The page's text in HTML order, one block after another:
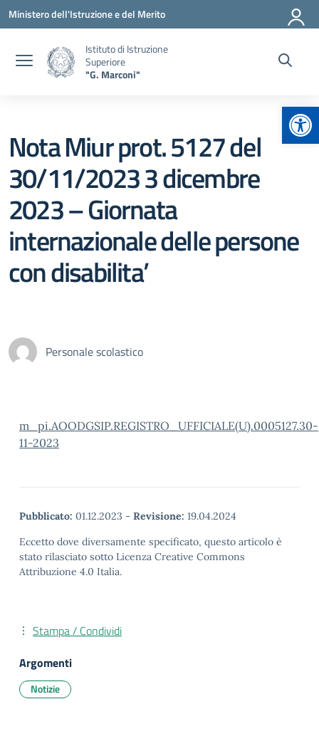
Vai ai contenuti
Vai al menu di navigazione
Vai al footer
Ministero dell'Istruzione e del Merito
Istituto di Istruzione
Superiore
"G. Marconi"
Nota Miur prot. 5127 del
30/11/2023 3 dicembre
2023 – Giornata
internazionale delle persone
con disabilita’
Personale scolastico
m_pi.AOODGSIP.REGISTRO_UFFICIALE(U).0005127.30-
11-2023
Pubblicato: 01.12.2023 - Revisione: 19.04.2024
Eccetto dove diversamente specificato, questo articolo è
stato rilasciato sotto Licenza Creative Commons
Attribuzione 4.0 Italia.
Stampa / Condividi
Argomenti
Notizie